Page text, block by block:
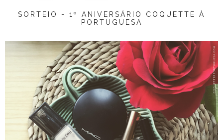
SORTEIO - 1º ANIVERSÁRIO COQUETTE À
PORTUGUESA